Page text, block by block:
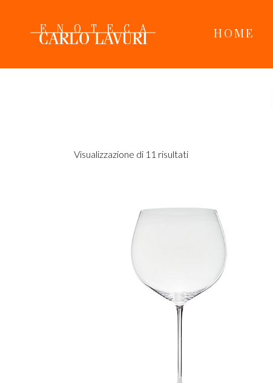
content
HOME
Visualizzazione di 11 risultati